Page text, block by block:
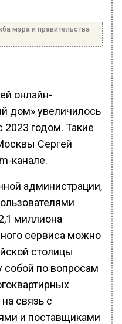
мэра и правительства
онлайн-
дом» увеличилось
2023 годом. Такие
Сергей
канале.
администрации,
миллиона
сервиса можно
столицы
по вопросам
связь с
и поставщиками